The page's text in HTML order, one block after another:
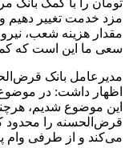
مزد خدمت تغییر دهیم
مقدار هزینه شعب،
سعی ما این است که
مدیرعامل بانک
اظهار داشت: در
این موضوع شدیم، هرچند
می‌کند و از طرفی وام پرداختی نیز ۶۰ تا ۷۰